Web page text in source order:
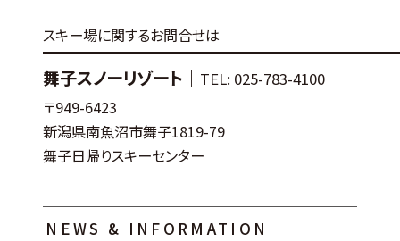
スキー場に関するお問合せは
舞子スノーリゾート｜ TEL: 025-783-4100
〒949-6423
新潟県南魚沼市舞子1819-79
舞子日帰りスキーセンター
NEWS & INFORMATION